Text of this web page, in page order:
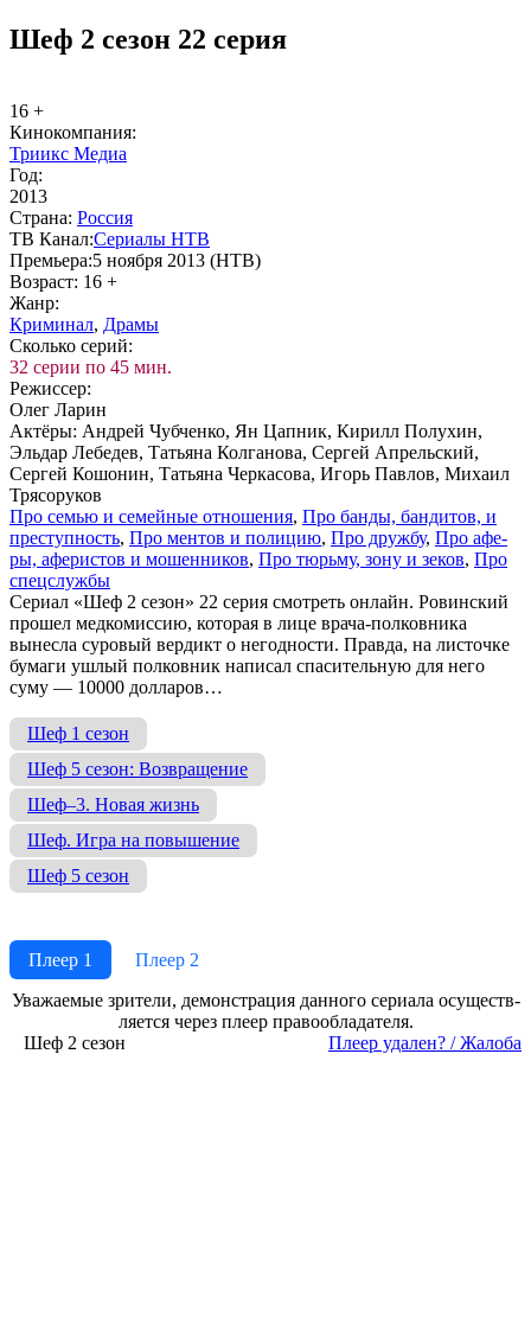
Шеф 2 сезон 22 серия
16 +
Ки­но­ком­па­ния:
Триикс Медиа
Год:
2013
Стра­на: Рос­сия
ТВ Ка­нал:Се­риа­лы НТВ
Пре­мье­ра:5 ноября 2013 (НТВ)
Воз­раст: 16 +
Жанр:
Кри­ми­нал, Дра­мы
Сколь­ко се­рий:
32 серии по 45 мин.
Ре­жис­сер:
Олег Ларин
Ак­тё­ры: Андрей Чубченко, Ян Цапник, Кирилл Полухин,
Эльдар Лебедев, Татьяна Колганова, Сергей Апрельский,
Сергей Кошонин, Татьяна Черкасова, Игорь Павлов, Михаил
Трясоруков
Про се­мью и се­мей­ные от­но­ше­ния, Про бан­ды, бан­ди­тов, и
пре­ступ­ность, Про мен­тов и по­ли­цию, Про друж­бу, Про афе­
ры, афе­ри­стов и мо­шен­ни­ков, Про тюрь­му, зо­ну и зе­ков, Про
спец­служ­бы
Сериал «Шеф 2 сезон» 22 серия смотреть онлайн. Ровинский
прошел медкомиссию, которая в лице врача-полковника
вынесла суровый вердикт о негодности. Правда, на листочке
бумаги ушлый полковник написал спасительную для него
суму — 10000 долларов…
Шеф 1 сезон
Шеф 5 сезон: Возвращение
Шеф–3. Новая жизнь
Шеф. Игра на повышение
Шеф 5 сезон
Плеер 1
Плеер 2
Ува­жае­мые зри­те­ли, де­мон­ст­ра­ция дан­но­го се­риа­ла осу­ще­ст­в­
ля­ет­ся че­рез пле­ер пра­во­об­ла­да­те­ля.
Шеф 2 сезон
Пле­ер уда­лен? / Жа­ло­ба